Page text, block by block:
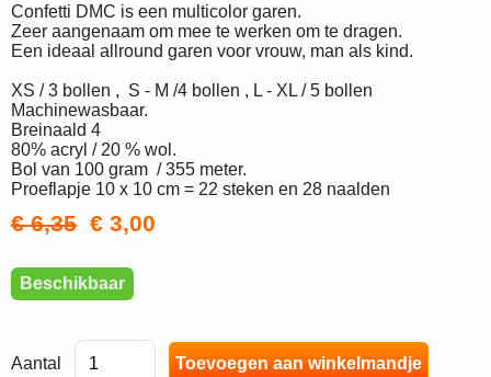
Confetti DMC is een multicolor garen.
Zeer aangenaam om mee te werken om te dragen.
Een ideaal allround garen voor vrouw, man als kind.
XS / 3 bollen , S - M /4 bollen , L - XL / 5 bollen
Machinewasbaar.
Breinaald 4
80% acryl / 20 % wol.
Bol van 100 gram / 355 meter.
Proeflapje 10 x 10 cm = 22 steken en 28 naalden
€ 6,35 € 3,00
Beschikbaar
Aantal